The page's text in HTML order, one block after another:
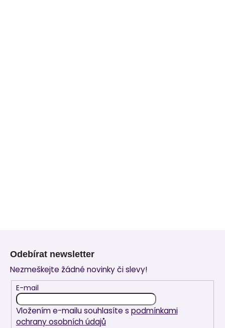
Odebírat newsletter
Nezmeškejte žádné novinky či slevy!
E-mail
Vložením e-mailu souhlasíte s podmínkami
ochrany osobních údajů